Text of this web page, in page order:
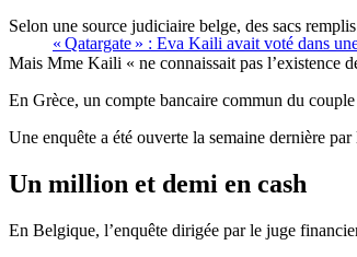
« Qatargate » : Eva Kaili avait voté dans
Selon une source judiciaire belge, des sacs
Mais Mme Kaili « ne connaissait pas l’existence
En Grèce, un compte bancaire commun du
Une enquête a été ouverte la semaine dernière
Un million et demi en cash
En Belgique, l’enquête dirigée par le juge